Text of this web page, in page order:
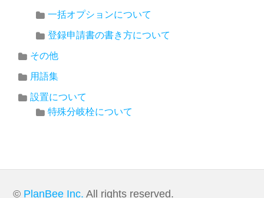
一括オプションについて
登録申請書の書き方について
その他
用語集
設置について
特殊分岐栓について
© PlanBee Inc. All rights reserved.